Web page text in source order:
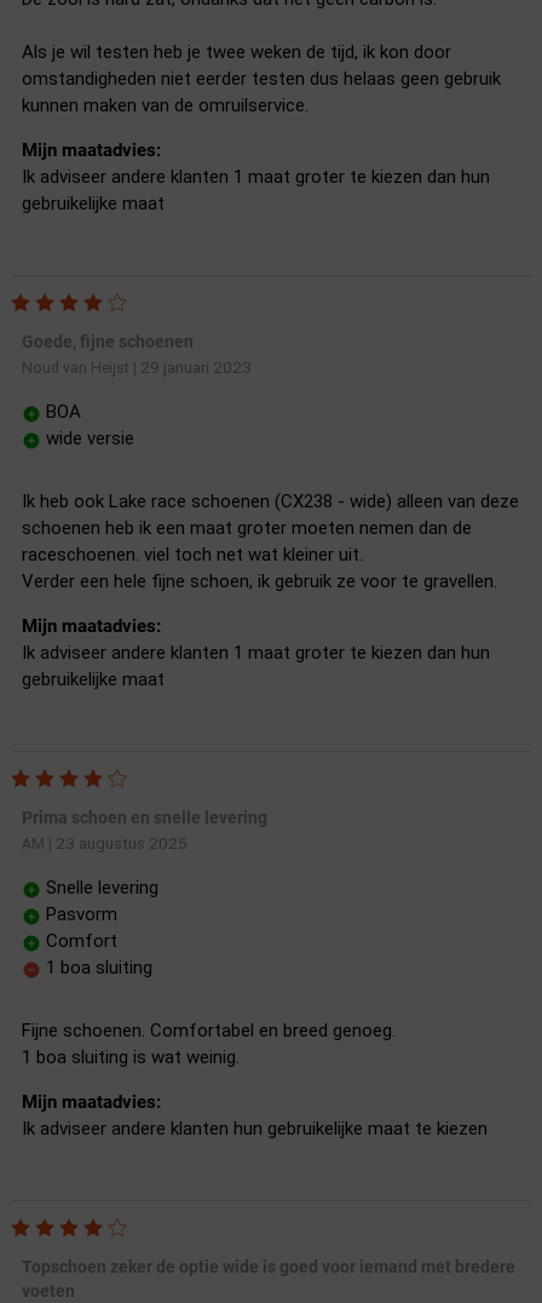
Als je wil testen heb je twee weken de tijd, ik kon door
omstandigheden niet eerder testen dus helaas geen gebruik
kunnen maken van de omruilservice.
Mijn maatadvies:
Ik adviseer andere klanten 1 maat groter te kiezen dan hun
gebruikelijke maat
Goede, fijne schoenen
Noud van Heijst 29 januari 2023
BOA
wide versie
Ik heb ook Lake race schoenen (CX238 - wide) alleen van deze
schoenen heb ik een maat groter moeten nemen dan de
raceschoenen. viel toch net wat kleiner uit.
Verder een hele fijne schoen, ik gebruik ze voor te gravellen.
Mijn maatadvies:
Ik adviseer andere klanten 1 maat groter te kiezen dan hun
gebruikelijke maat
Prima schoen en snelle levering
AM 23 augustus 2025
Snelle levering
Pasvorm
Comfort
1 boa sluiting
Fijne schoenen. Comfortabel en breed genoeg.
1 boa sluiting is wat weinig.
Mijn maatadvies:
Ik adviseer andere klanten hun gebruikelijke maat te kiezen
Topschoen zeker de optie wide is goed voor iemand met bredere
voeten